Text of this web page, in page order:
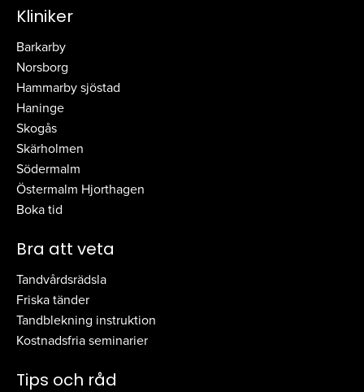
Kliniker
Barkarby
Norsborg
Hammarby sjöstad
Haninge
Skogås
Skärholmen
Södermalm
Östermalm Hjorthagen
Boka tid
Bra att veta
Tandvårdsrädsla
Friska tänder
Tandblekning instruktion
Kostnadsfria seminarier
Tips och råd